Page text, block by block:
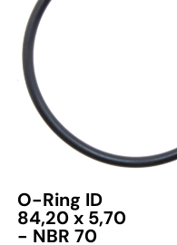
O-Ring ID
84,20 x 5,70
- NBR 70